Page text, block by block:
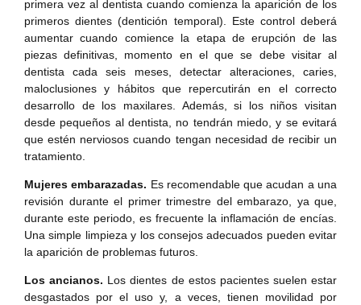
primera vez al dentista cuando comienza la aparición de los
primeros dientes (dentición temporal). Este control deberá
aumentar cuando comience la etapa de erupción de las
piezas definitivas, momento en el que se debe visitar al
dentista cada seis meses, detectar alteraciones, caries,
maloclusiones y hábitos que repercutirán en el correcto
desarrollo de los maxilares. Además, si los niños visitan
desde pequeños al dentista, no tendrán miedo, y se evitará
que estén nerviosos cuando tengan necesidad de recibir un
tratamiento.
Mujeres embarazadas. Es recomendable que acudan a una
revisión durante el primer trimestre del embarazo, ya que,
durante este periodo, es frecuente la inflamación de encías.
Una simple limpieza y los consejos adecuados pueden evitar
la aparición de problemas futuros.
Los ancianos. Los dientes de estos pacientes suelen estar
desgastados por el uso y, a veces, tienen movilidad por